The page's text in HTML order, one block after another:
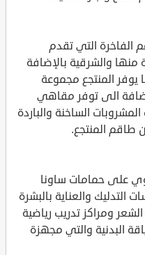
الفاخرة التي تقدم
منها والشرقية بالإضافة
يوفر المنتجع مجموعة
الى توفر مقاهي
الساخنة والباردة
طاقم المنتجع.
على حمامات ساونا
التدليك والعناية بالبشرة
ومراكز تدريب رياضية
البدنية والتي مجهزة